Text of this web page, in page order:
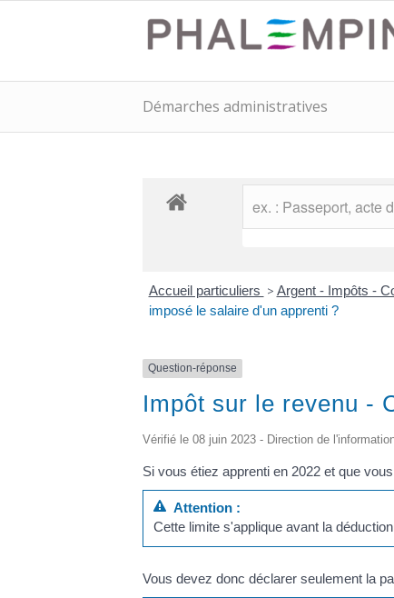
Démarches administratives
Accueil particuliers > Argent - Impôts -
imposé le salaire d'un apprenti ?
Question-réponse
Impôt sur le revenu -
Vérifié le 08 juin 2023 - Direction de
Si vous étiez apprenti en 2022 et que
Attention :
Cette limite s'applique avant la
Vous devez donc déclarer seulement la